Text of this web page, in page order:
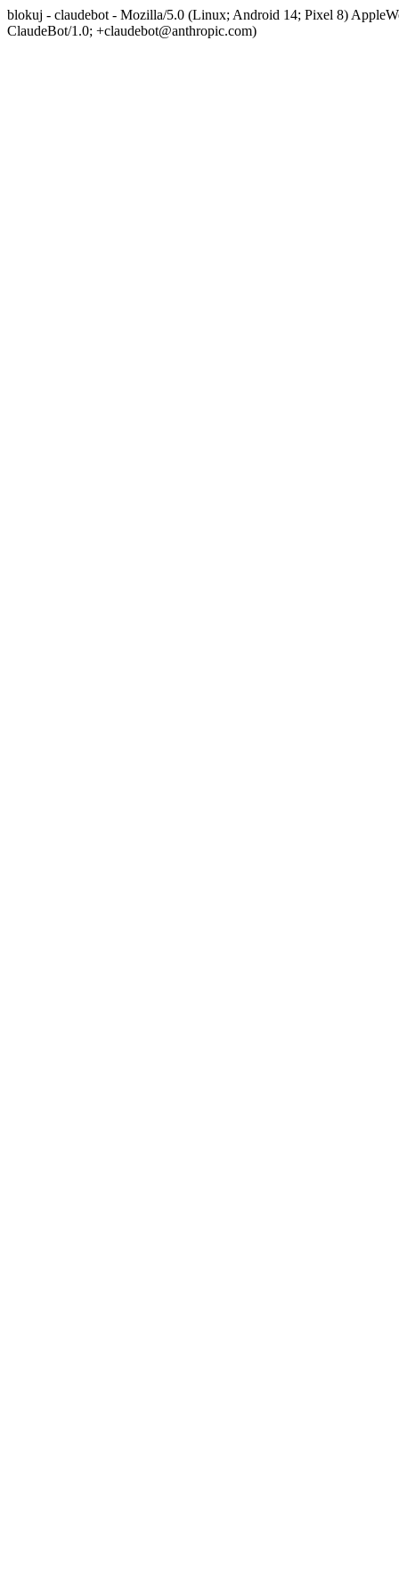
blokuj - claudebot - Mozilla/5.0 (Linux; Android 14; Pixel 8)
ClaudeBot/1.0; +claudebot@anthropic.com)